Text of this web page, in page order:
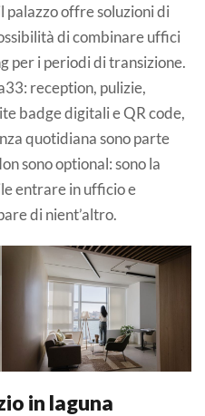
offre soluzioni di
di combinare uffici
per i periodi di transizione.
reception, pulizie,
badge digitali e QR code,
quotidiana sono parte
sono optional: sono la
entrare in ufficio e
di nient’altro.
in laguna